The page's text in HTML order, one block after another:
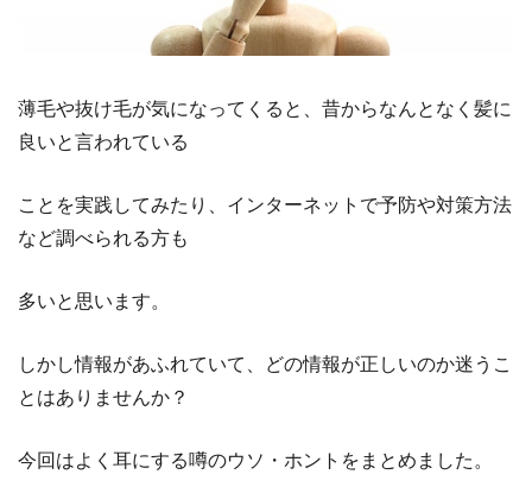
薄毛や抜け毛が気になってくると、昔からなんとなく髪に
良いと言われている
ことを実践してみたり、インターネットで予防や対策方法
など調べられる方も
多いと思います。
しかし情報があふれていて、どの情報が正しいのか迷うこ
とはありませんか？
今回はよく耳にする噂のウソ・ホントをまとめました。